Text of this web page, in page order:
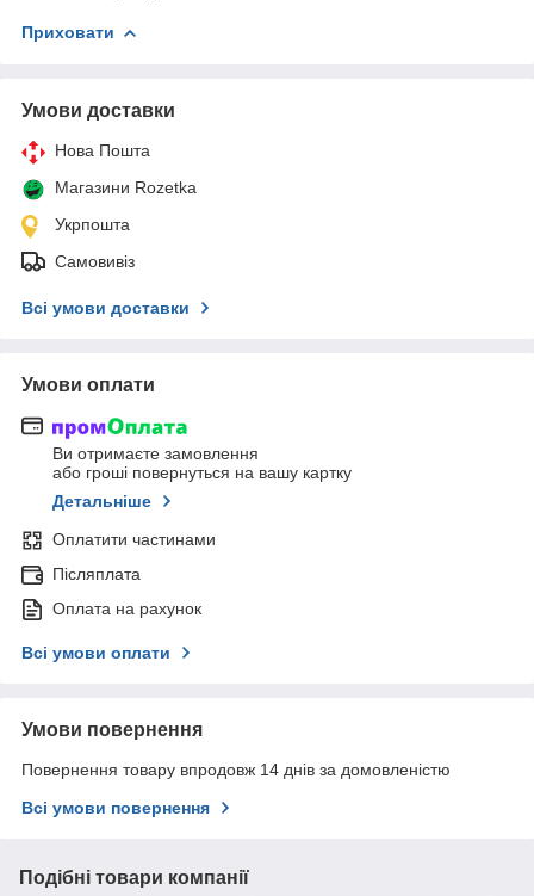
Приховати
Умови доставки
Нова Пошта
Магазини Rozetka
Укрпошта
Самовивіз
Всі умови доставки
Умови оплати
Ви отримаєте замовлення
або гроші повернуться на вашу картку
Детальніше
Оплатити частинами
Післяплата
Оплата на рахунок
Всі умови оплати
Умови повернення
Повернення товару впродовж 14 днів за домовленістю
Всі умови повернення
Подібні товари компанії